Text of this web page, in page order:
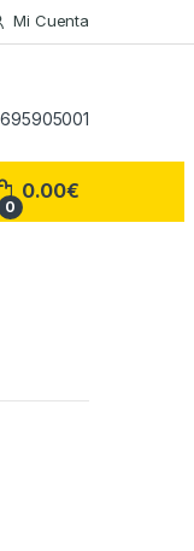
Mi Cuenta
0
0.00€